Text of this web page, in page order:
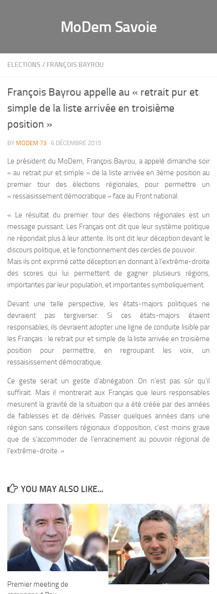
MoDem Savoie
ELECTIONS / FRANÇOIS BAYROU
François Bayrou appelle au « retrait pur et
simple de la liste arrivée en troisième
position »
BY MODEM 73 · 6 DÉCEMBRE 2015
Le président du MoDem, François Bayrou, a appelé dimanche soir
« au retrait pur et simple » de la liste arrivée en 3ème position au
premier tour des élections régionales, pour permettre un
« ressaisissement démocratique » face au Front national.
« Le résultat du premier tour des élections régionales est un
message puissant. Les Français ont dit que leur système politique
ne répondait plus à leur attente. Ils ont dit leur déception devant le
discours politique, et le fonctionnement des cercles de pouvoir.
Mais ils ont exprimé cette déception en donnant à l’extrême-droite
des scores qui lui permettent de gagner plusieurs régions,
importantes par leur population, et importantes symboliquement.
Devant une telle perspective, les états-majors politiques ne
devraient pas tergiverser. Si ces états-majors étaient
responsables, ils devraient adopter une ligne de conduite lisible par
les Français : le retrait pur et simple de la liste arrivée en troisième
position pour permettre, en regroupant les voix, un
ressaisissement démocratique.
Ce geste serait un geste d’abnégation. On n’est pas sûr qu’il
suffirait. Mais il montrerait aux Français que leurs responsables
mesurent la gravité de la situation qui a été créée par des années
de faiblesses et de dérives. Passer quelques années dans une
région sans conseillers régionaux d’opposition, c’est moins grave
que de s’accommoder de l’enracinement au pouvoir régional de
l’extrême-droite. »
YOU MAY ALSO LIKE...
Premier meeting de